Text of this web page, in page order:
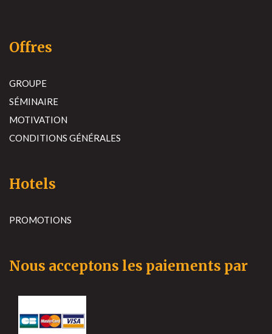
Offres
GROUPE
SÉMINAIRE
MOTIVATION
CONDITIONS GÉNÉRALES
Hotels
PROMOTIONS
Nous acceptons les paiements par